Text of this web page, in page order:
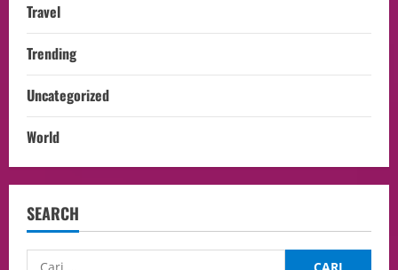
Travel
Trending
Uncategorized
World
SEARCH